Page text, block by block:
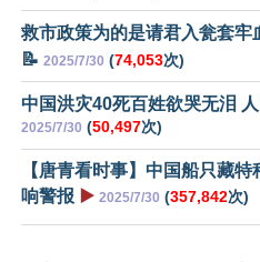
救市政策为的是请君入瓮套牢
📝 2025/7/30 (74,053次)
中国洪灾40死百姓欲哭无泪
2025/7/30 (50,497次)
【唐青看时事】中国船只藏特
响警报 ▶️ 2025/7/30 (357,842次)